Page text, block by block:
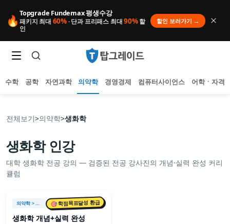
🔥
Topgrade Fundemax 평생수강
패키지 최대 60% · 단과 프리패스 최대90%할
인
할인 보러가기 →
인기 검색어
아직 집계된 인기 검색어가 없습니다.
추천 검색어
최근 검색어
최근 검색 내역이 없습니다.
수학 공학 자연과학 의약학 경영경제 컴퓨터사이언스 어학ㆍ자격
전체보기>의약학>생화학
생화학인강
대학 생화학 전공 강의 — 검증된 전공 강사진의 개념·실력 완성 커리
큘럼
의약학 > 생화학 🎯 학점목표달성 환급
생화학 개념+실력 완성